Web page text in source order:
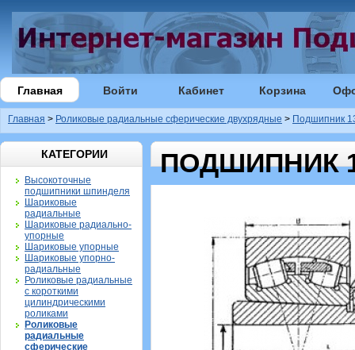
Главная Войти Кабинет Корзина
Главная > Роликовые радиальные сферические двухрядные > Подшипник
КАТЕГОРИИ
Высокоточные
подшипники шпинделя
Шариковые
радиальные
Шариковые радиально-
упорные
Шариковые упорные
Шариковые упорно-
радиальные
Роликовые радиальные
с короткими
цилиндрическими
роликами
Роликовые
радиальные
сферические
ПОДШИПНИК